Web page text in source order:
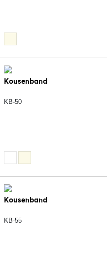
Kousenband
KB-50
Kousenband
KB-55